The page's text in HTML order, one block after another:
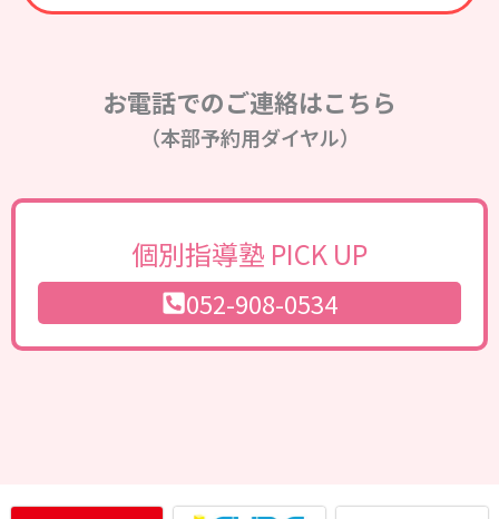
お電話でのご連絡はこちら
（本部予約用ダイヤル）
個別指導塾 PICK UP
052-908-0534